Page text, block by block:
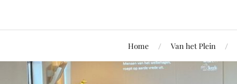
Home Van het Plein